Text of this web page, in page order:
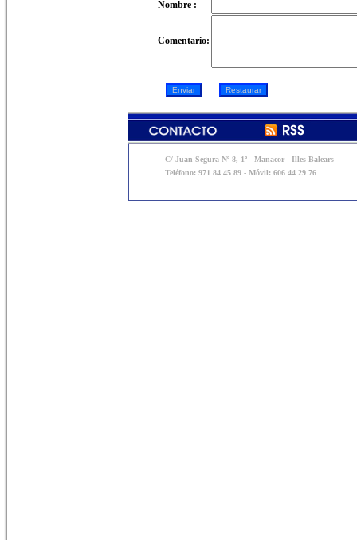
Nombre :
Comentario:
C/ Juan Segura Nº 8, 1º - Manacor - Illes Balears
Teléfono: 971 84 45 89 - Móvil: 606 44 29 76